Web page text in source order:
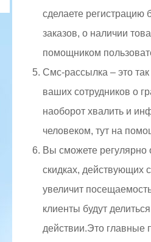
сделаете регистрацию
заказов, о наличии
помощником
Смс-рассылка – это
ваших сотрудников о
наоборот хвалить и
человеком, тут на
Вы сможете регулярно
скидках, действующих
увеличит
клиенты будут
действии.Это главные